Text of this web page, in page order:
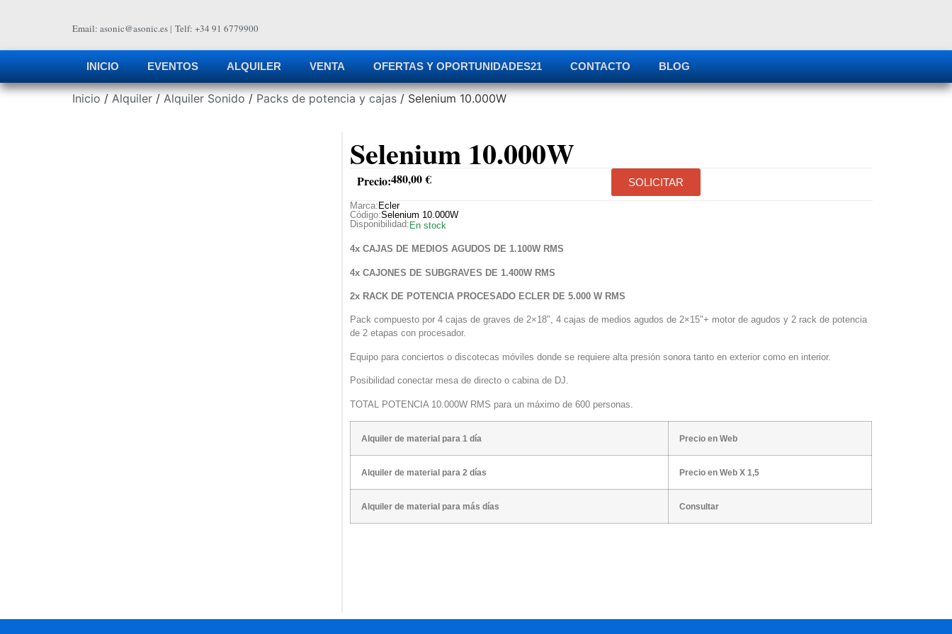
Email: asonic@asonic.es | Telf: +34 91 6779900
INICIO EVENTOS ALQUILER VENTA OFERTAS Y OPORTUNIDADES21 CONTACTO BLOG
Inicio / Alquiler / Alquiler Sonido / Packs de potencia y cajas / Selenium 10.000W
Selenium 10.000W
Precio:480,00€ SOLICITAR
Marca: Ecler
Código:Selenium 10.000W
Disponibilidad: En stock
4x CAJAS DE MEDIOS AGUDOS DE 1.100W RMS
4x CAJONES DE SUBGRAVES DE 1.400W RMS
2x RACK DE POTENCIA PROCESADO ECLER DE 5.000 W RMS
Pack compuesto por 4 cajas de graves de 2×18″, 4 cajas de medios agudos de 2×15″+ motor de agudos y 2 rack de potencia
de 2 etapas con procesador.
Equipo para conciertos o discotecas móviles donde se requiere alta presión sonora tanto en exterior como en interior.
Posibilidad conectar mesa de directo o cabina de DJ.
TOTAL POTENCIA 10.000W RMS para un máximo de 600 personas.
Alquiler de material para 1 día Precio en Web
Alquiler de material para 2 días Precio en Web X 1,5
Alquiler de material para más días Consultar